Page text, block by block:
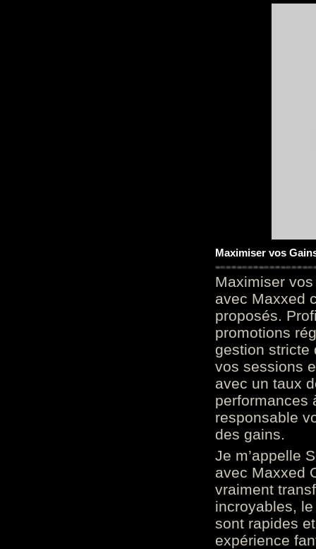
Maximiser vos
Maximiser
avec Maxxed
proposés.
promotions
gestion stricte
vos sessions
avec un taux
performances
responsable
des gains.
Je m’appelle
avec Maxxed
vraiment
incroyables,
sont rapides
expérience